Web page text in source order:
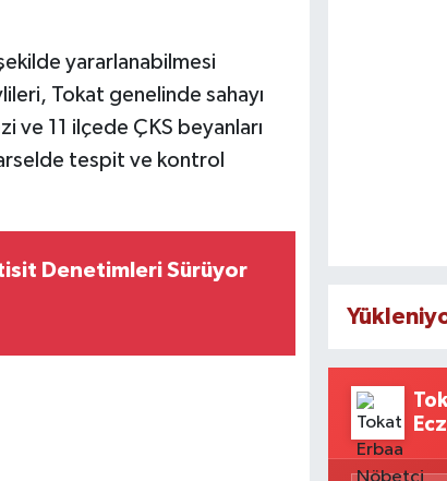
yararlanabilmesi
Tokat genelinde sahayı
ve 11 ilçede ÇKS beyanları
tespit ve kontrol
Denetimleri Sürüyor